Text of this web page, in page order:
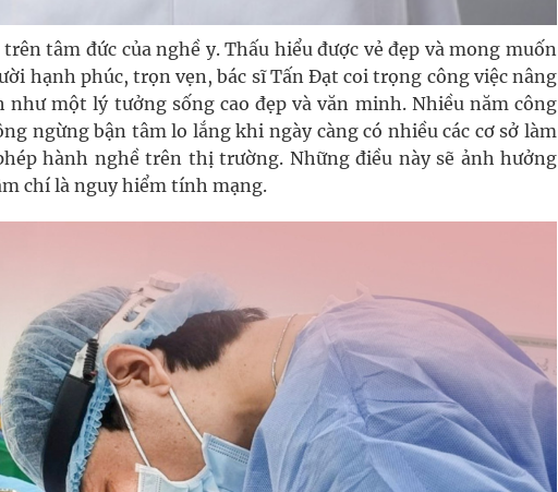
tâm đức của nghề y. Thấu hiểu được vẻ đẹp và mong muốn
hạnh phúc, trọn vẹn, bác sĩ Tấn Đạt coi trọng công việc nâng
một lý tưởng sống cao đẹp và văn minh. Nhiều năm công
ngừng bận tâm lo lắng khi ngày càng có nhiều các cơ sở làm
hành nghề trên thị trường. Những điều này sẽ ảnh hưởng
chí là nguy hiểm tính mạng.